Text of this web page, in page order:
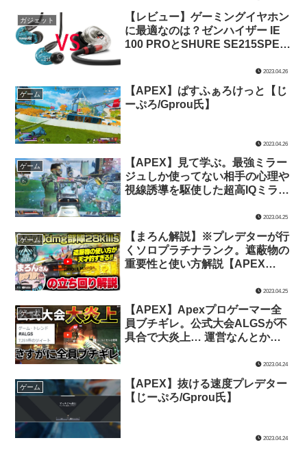
ガジェット
【レビュー】ゲーミングイヤホン
に最適なのは？ゼンハイザー IE
100 PROとSHURE SE215SPE-A
みた【ゲーミングイヤホン】2023.04.26
ゲーム
【APEX】ぱすふぁろけっと【じ
ーぷろ/Gprou氏】
2023.04.26
ゲーム
【APEX】見て学ぶ。最強ミラー
ジュしか使ってない相手の心理や
視線誘導を駆使した超高IQミラー
2023.04.25
ゲーム
【まろん解説】※プレデターが行
くソロプラチナランク。遮蔽物の
重要性と使い方解説【APEX
2023.04.25
ゲーム
【APEX】Apexプロゲーマー全
員ブチギレ。公式大会ALGSが不
具合で大炎上… 運営なんとかし
2023.04.24
ゲーム
【APEX】抜ける速度プレデター
【じーぷろ/Gprou氏】
2023.04.24